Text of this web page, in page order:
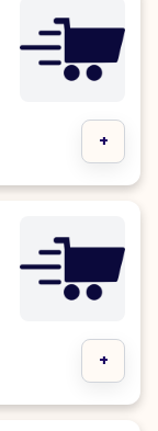
+
+